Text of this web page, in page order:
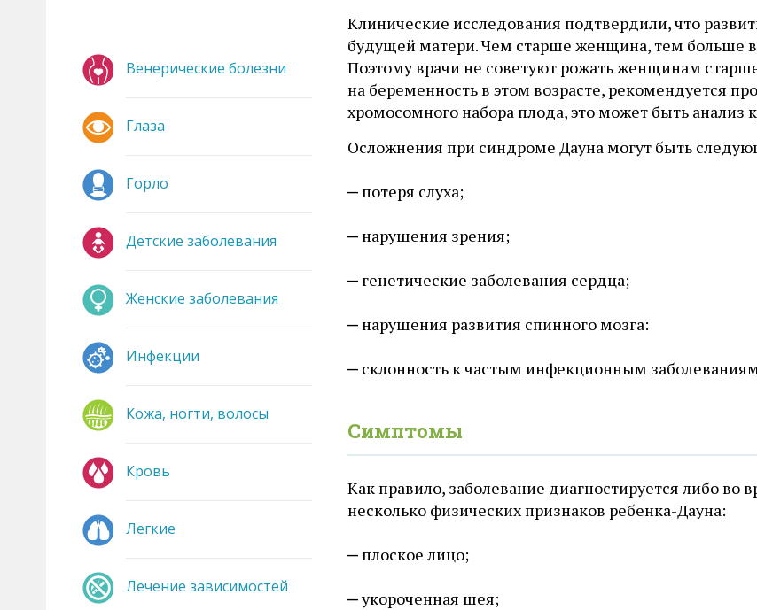
Клинические исследования подтвердили, что
будущей матери. Чем старше женщина, тем больше
Поэтому врачи не советуют рожать женщинам
на беременность в этом возрасте, рекомендуется
хромосомного набора плода, это может быть анализ
Осложнения при синдроме Дауна могут быть
потеря слуха;
нарушения зрения;
генетические заболевания сердца;
нарушения развития спинного мозга:
склонность к частым инфекционным
Симптомы
Как правило, заболевание диагностируется либо
несколько физических признаков ребенка-Дауна:
плоское лицо;
укороченная шея;
Венерические болезни
Глаза
Горло
Детские заболевания
Женские заболевания
Инфекции
Кожа, ногти, волосы
Кровь
Легкие
Лечение зависимостей